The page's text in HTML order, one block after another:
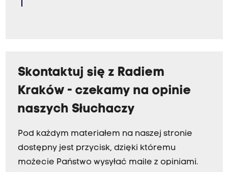
Skontaktuj się z Radiem
Kraków - czekamy na opinie
naszych Słuchaczy
Pod każdym materiałem na naszej stronie
dostępny jest przycisk, dzięki któremu
możecie Państwo wysyłać maile z opiniami.